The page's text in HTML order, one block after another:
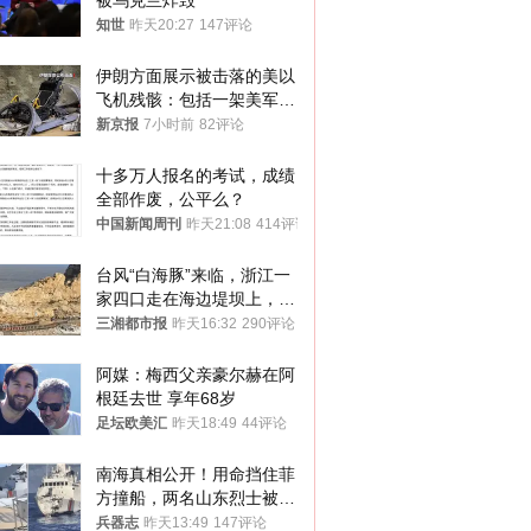
知世 昨天20:27 147评论
伊朗方面展示被击落的美以
飞机残骸：包括一架美军F-
15战斗机残骸以及多架无人
新京报 7小时前 82评论
十多万人报名的考试，成绩
全部作废，公平么？
中国新闻周刊 昨天21:08 414评论
台风“白海豚”来临，浙江一
家四口走在海边堤坝上，其
中9岁男孩被巨浪卷入海
三湘都市报 昨天16:32 290评论
阿媒：梅西父亲豪尔赫在阿
根廷去世 享年68岁
足坛欧美汇 昨天18:49 44评论
南海真相公开！用命挡住菲
方撞船，两名山东烈士被授
武警最高荣誉
兵器志 昨天13:49 147评论